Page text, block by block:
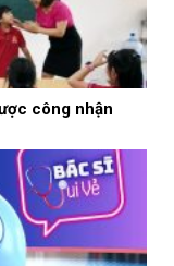
công nhận